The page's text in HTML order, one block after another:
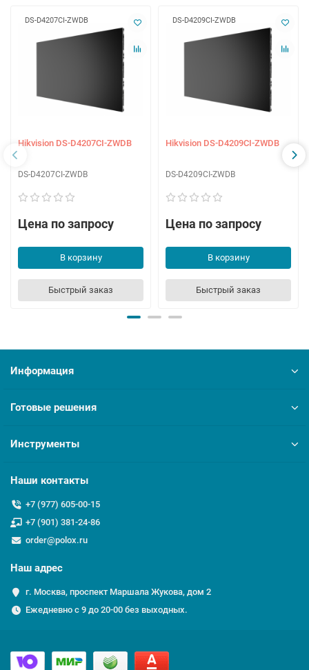
DS-D4207CI-ZWDB
Hikvision DS-D4207CI-ZWDB
DS-D4207CI-ZWDB
Цена по запросу
В корзину
Быстрый заказ
DS-D4209CI-ZWDB
Hikvision DS-D4209CI-ZWDB
DS-D4209CI-ZWDB
Цена по запросу
В корзину
Быстрый заказ
Информация
Готовые решения
Инструменты
Наши контакты
+7 (977) 605-00-15
+7 (901) 381-24-86
order@polox.ru
Наш адрес
г. Москва, проспект Маршала Жукова, дом 2
Ежедневно с 9 до 20-00 без выходных.